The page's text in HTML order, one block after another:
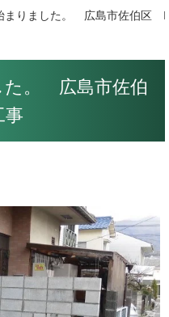
まりました。 広島市佐伯区
た。 広島市佐伯